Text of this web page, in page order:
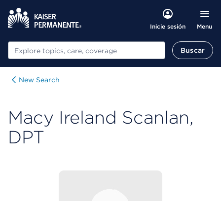
Inicie sesión Menu
Buscar Buscar
New Search
Macy Ireland Scanlan,
DPT